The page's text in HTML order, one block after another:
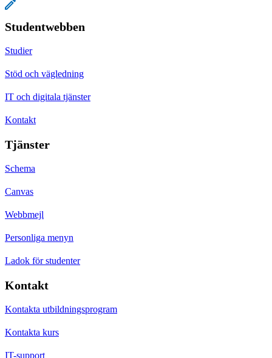
Studentwebben
Studier
Stöd och vägledning
IT och digitala tjänster
Kontakt
Tjänster
Schema
Canvas
Webbmejl
Personliga menyn
Ladok för studenter
Kontakt
Kontakta utbildningsprogram
Kontakta kurs
IT-support